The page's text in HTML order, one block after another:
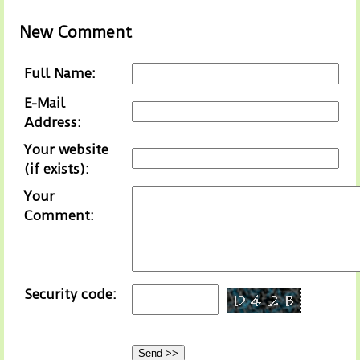
New Comment
Full Name:
E-Mail
Address:
Your website
(if exists):
Your
Comment:
Security code: